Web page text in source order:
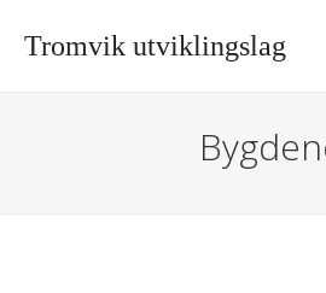
Tromvik utviklingslag